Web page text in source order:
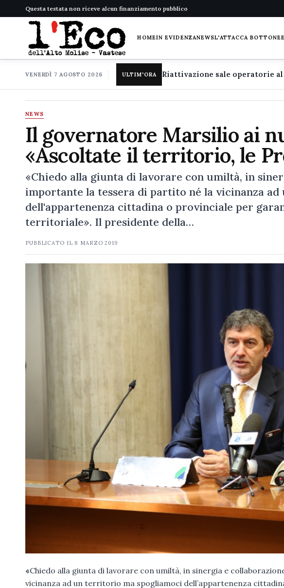
Questa testata non riceve alcun finanziamento pubblico
HOMEIN EVIDENZANEWSL'ATTACCA BOTTONE
VENERDÌ 7 AGOSTO 2026 ULTIM'ORA
NEWS
Il governatore Marsilio ai
«Ascoltate il territorio, le
«Chiedo alla giunta di lavorare con umiltà, in
importante la tessera di partito né la vicinanza
dell'appartenenza cittadina o provinciale per
territoriale». Il presidente della…
PUBBLICATO IL 8 MARZO 2019
«Chiedo alla giunta di lavorare con umiltà, in sinergia e
vicinanza ad un territorio ma spogliamoci dell’appartenenza